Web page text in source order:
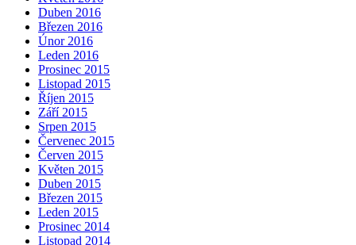
Duben 2016
Březen 2016
Únor 2016
Leden 2016
Prosinec 2015
Listopad 2015
Říjen 2015
Září 2015
Srpen 2015
Červenec 2015
Červen 2015
Květen 2015
Duben 2015
Březen 2015
Leden 2015
Prosinec 2014
Listopad 2014